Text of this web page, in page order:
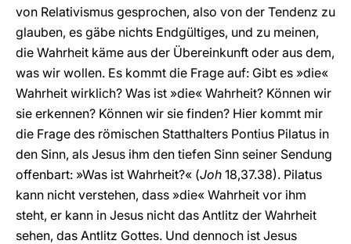
von Relativismus gesprochen, also von der Tendenz zu
glauben, es gäbe nichts Endgültiges, und zu meinen,
die Wahrheit käme aus der Übereinkunft oder aus dem,
was wir wollen. Es kommt die Frage auf: Gibt es »die«
Wahrheit wirklich? Was ist »die« Wahrheit? Können wir
sie erkennen? Können wir sie finden? Hier kommt mir
die Frage des römischen Statthalters Pontius Pilatus in
den Sinn, als Jesus ihm den tiefen Sinn seiner Sendung
offenbart: »Was ist Wahrheit?« (Joh 18,37.38). Pilatus
kann nicht verstehen, dass »die« Wahrheit vor ihm
steht, er kann in Jesus nicht das Antlitz der Wahrheit
sehen, das Antlitz Gottes. Und dennoch ist Jesus